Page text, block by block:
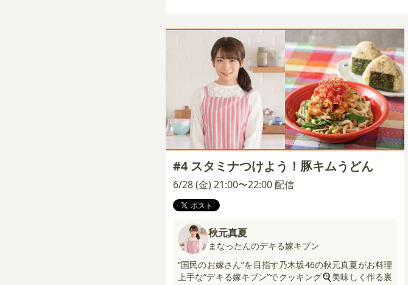
#4 スタミナつけよう！豚キムうどん
6/28 (金) 21:00〜22:00 配信
秋元真夏
まなったんのデキる嫁キブン
“国民のお嫁さん”を目指す乃木坂46の秋元真夏がお料理
上手な“デキる嫁キブン”でクッキング🍳美味しく作る裏